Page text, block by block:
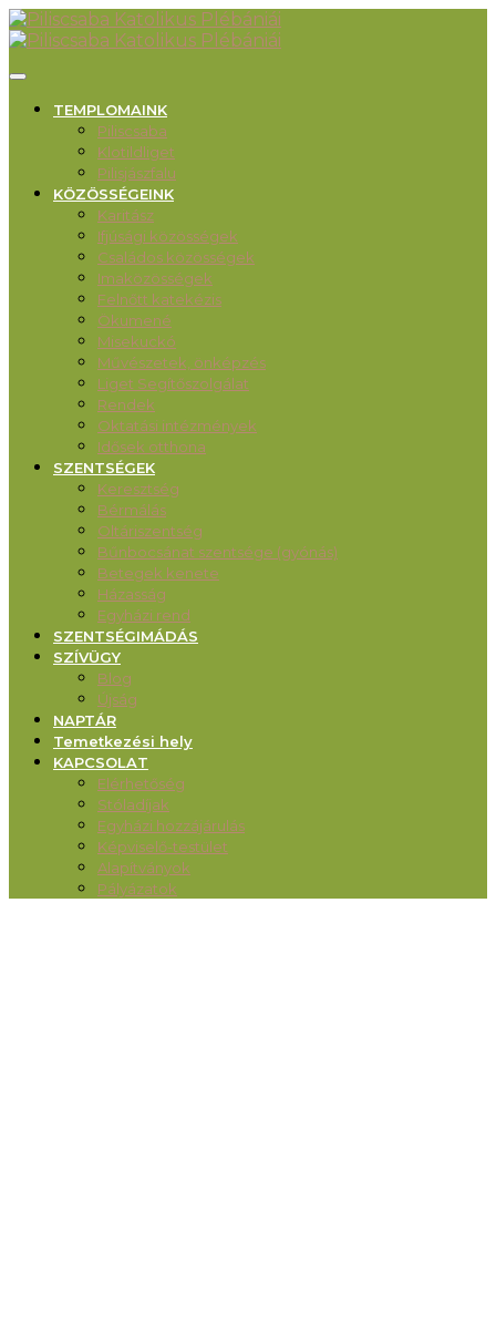
TEMPLOMAINK
Piliscsaba
Klotildliget
Pilisjászfalu
KÖZÖSSÉGEINK
Karitász
Ifjúsági közösségek
Családos közösségek
Imaközösségek
Felnőtt katekézis
Ökumené
Misekuckó
Művészetek, önképzés
Liget Segítőszolgálat
Rendek
Oktatási intézmények
Idősek otthona
SZENTSÉGEK
Keresztség
Bérmálás
Oltáriszentség
Bűnbocsánat szentsége (gyónás)
Betegek kenete
Házasság
Egyházi rend
SZENTSÉGIMÁDÁS
SZÍVÜGY
Blog
Újság
NAPTÁR
Temetkezési hely
KAPCSOLAT
Elérhetőség
Stóladíjak
Egyházi hozzájárulás
Képviselő-testület
Alapítványok
Pályázatok